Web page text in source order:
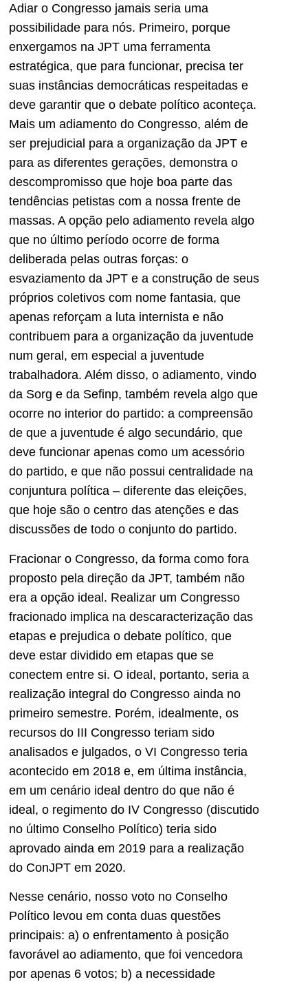
Adiar o Congresso jamais seria uma
possibilidade para nós. Primeiro, porque
enxergamos na JPT uma ferramenta
estratégica, que para funcionar, precisa ter
suas instâncias democráticas respeitadas e
deve garantir que o debate político aconteça.
Mais um adiamento do Congresso, além de
ser prejudicial para a organização da JPT e
para as diferentes gerações, demonstra o
descompromisso que hoje boa parte das
tendências petistas com a nossa frente de
massas. A opção pelo adiamento revela algo
que no último período ocorre de forma
deliberada pelas outras forças: o
esvaziamento da JPT e a construção de seus
próprios coletivos com nome fantasia, que
apenas reforçam a luta internista e não
contribuem para a organização da juventude
num geral, em especial a juventude
trabalhadora. Além disso, o adiamento, vindo
da Sorg e da Sefinp, também revela algo que
ocorre no interior do partido: a compreensão
de que a juventude é algo secundário, que
deve funcionar apenas como um acessório
do partido, e que não possui centralidade na
conjuntura política – diferente das eleições,
que hoje são o centro das atenções e das
discussões de todo o conjunto do partido.
Fracionar o Congresso, da forma como fora
proposto pela direção da JPT, também não
era a opção ideal. Realizar um Congresso
fracionado implica na descaracterização das
etapas e prejudica o debate político, que
deve estar dividido em etapas que se
conectem entre si. O ideal, portanto, seria a
realização integral do Congresso ainda no
primeiro semestre. Porém, idealmente, os
recursos do III Congresso teriam sido
analisados e julgados, o VI Congresso teria
acontecido em 2018 e, em última instância,
em um cenário ideal dentro do que não é
ideal, o regimento do IV Congresso (discutido
no último Conselho Político) teria sido
aprovado ainda em 2019 para a realização
do ConJPT em 2020.
Nesse cenário, nosso voto no Conselho
Político levou em conta duas questões
principais: a) o enfrentamento à posição
favorável ao adiamento, que foi vencedora
por apenas 6 votos; b) a necessidade